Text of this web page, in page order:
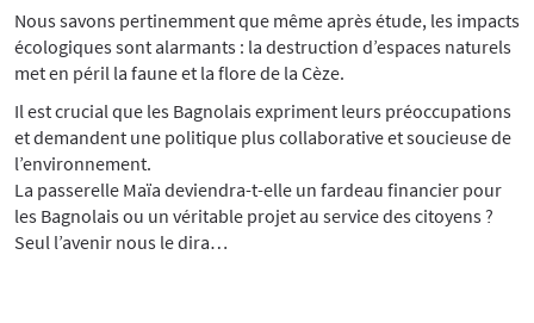
Nous savons pertinemment que même après étude, les impacts
écologiques sont alarmants : la destruction d’espaces naturels
met en péril la faune et la flore de la Cèze.
Il est crucial que les Bagnolais expriment leurs préoccupations
et demandent une politique plus collaborative et soucieuse de
l’environnement.
La passerelle Maïa deviendra-t-elle un fardeau financier pour
les Bagnolais ou un véritable projet au service des citoyens ?
Seul l’avenir nous le dira…